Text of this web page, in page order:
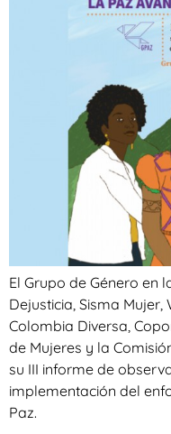
El Grupo de Género en
Dejusticia, Sisma Mujer,
Colombia Diversa,
de Mujeres y la
su III informe de
implementación del
Paz.